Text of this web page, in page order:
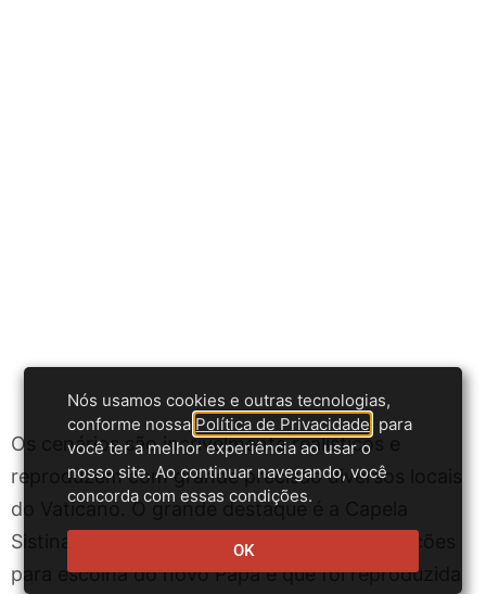
Os cenários são incrivelmente realísticos e
reproduzem com grande precisão diversos locais
do Vaticano. O grande destaque é a Capela
Sistina, onde efetivamente ocorrem as votações
para escolha do novo Papa e que foi reproduzida
Nós usamos cookies e outras tecnologias,
conforme nossa Política de Privacidade , para
você ter a melhor experiência ao usar o
nosso site. Ao continuar navegando, você
concorda com essas condições.
OK